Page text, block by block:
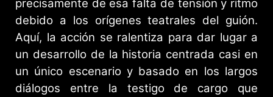
precisamente de esa falta de tensión y ritmo
debido a los orígenes teatrales del guión.
Aquí, la acción se ralentiza para dar lugar a
un desarrollo de la historia centrada casi en
un único escenario y basado en los largos
diálogos entre la testigo de cargo que